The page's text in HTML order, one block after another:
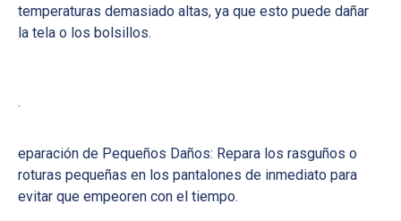
temperaturas demasiado altas, ya que esto puede dañar
la tela o los bolsillos.
.
eparación de Pequeños Daños: Repara los rasguños o
roturas pequeñas en los pantalones de inmediato para
evitar que empeoren con el tiempo.